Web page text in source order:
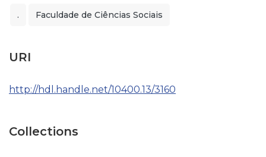
. Faculdade de Ciências Sociais
URI
http://hdl.handle.net/10400.13/3160
Collections